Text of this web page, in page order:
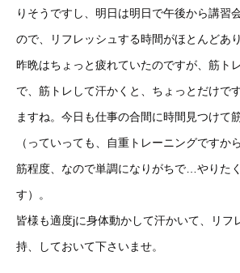
りそうですし、明日は明日で午後から講習
ので、リフレッシュする時間がほとんどあ
昨晩はちょっと疲れていたのですが、筋ト
で、筋トレして汗かくと、ちょっとだけで
ますね。今日も仕事の合間に時間見つけて
（っていっても、自重トレーニングですか
筋程度、なので単調になりがちで…やりた
す）。
皆様も適度jに身体動かして汗かいて、リフ
持、しておいて下さいませ。